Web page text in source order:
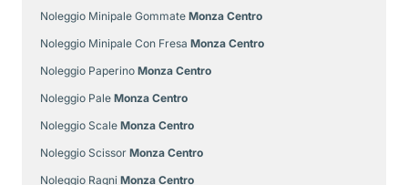
Noleggio Minipale Gommate Monza Centro
Noleggio Minipale Con Fresa Monza Centro
Noleggio Paperino Monza Centro
Noleggio Pale Monza Centro
Noleggio Scale Monza Centro
Noleggio Scissor Monza Centro
Noleggio Ragni Monza Centro